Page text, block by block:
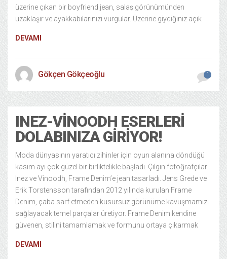
üzerine çıkan bir boyfriend jean, salaş görünümünden
uzaklaşır ve ayakkabılarınızı vurgular. Üzerine giydiğiniz açık
DEVAMI
Gökçen Gökçeoğlu 1
INEZ-VINOODH ESERLERI
DOLABINIZA GIRIYOR!
Moda dünyasının yaratıcı zihinler için oyun alanına döndüğü
kasım ayı çok güzel bir birliktelikle başladı. Çılgın fotoğrafçılar
Inez ve Vinoodh, Frame Denim’e jean tasarladı. Jens Grede ve
Erik Torstensson tarafından 2012 yılında kurulan Frame
Denim, çaba sarf etmeden kusursuz görünüme kavuşmamızı
sağlayacak temel parçalar üretiyor. Frame Denim kendine
güvenen, stilini tamamlamak ve formunu ortaya çıkarmak
DEVAMI